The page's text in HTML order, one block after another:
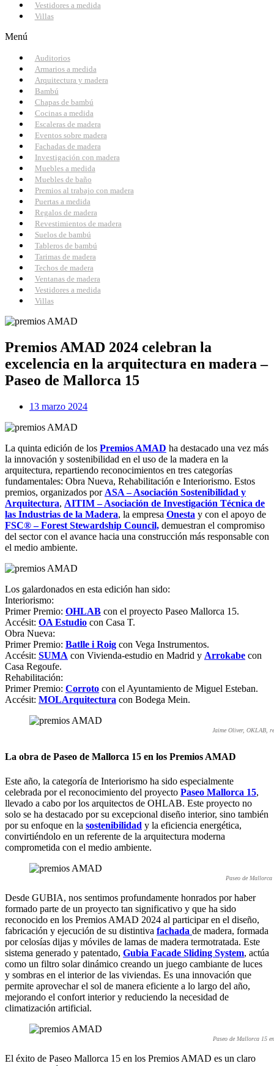
Vestidores a medida
Villas
Menú
Auditorios
Armarios a medida
Arquitectura y madera
Bambú
Chapas de bambú
Cocinas a medida
Escaleras de madera
Eventos sobre madera
Fachadas de madera
Investigación con madera
Muebles a medida
Muebles de baño
Premios al trabajo con madera
Puertas a medida
Regalos de madera
Revestimientos de madera
Suelos de bambú
Tableros de bambú
Tarimas de madera
Techos de madera
Ventanas de madera
Vestidores a medida
Villas
Premios AMAD 2024 celebran la
excelencia en la arquitectura en madera –
Paseo de Mallorca 15
13 marzo 2024
La quinta edición de los Premios AMAD ha destacado una vez más
la innovación y sostenibilidad en el uso de la madera en la
arquitectura, repartiendo reconocimientos en tres categorías
fundamentales: Obra Nueva, Rehabilitación e Interiorismo. Estos
premios, organizados por ASA – Asociación Sostenibilidad y
Arquitectura, AITIM – Asociación de Investigación Técnica de
las Industrias de la Madera, la empresa Onesta y con el apoyo de
FSC® – Forest Stewardship Council, demuestran el compromiso
del sector con el avance hacia una construcción más responsable con
el medio ambiente.
Los galardonados en esta edición han sido:
Interiorismo:
Primer Premio: OHLAB con el proyecto Paseo Mallorca 15.
Accésit: OA Estudio con Casa T.
Obra Nueva:
Primer Premio: Batlle i Roig con Vega Instrumentos.
Accésit: SUMA con Vivienda-estudio en Madrid y Arrokabe con
Casa Regoufe.
Rehabilitación:
Primer Premio: Corroto con el Ayuntamiento de Miguel Esteban.
Accésit: MOLArquitectura con Bodega Mein.
Jaime Oliver, OKLAB,
La obra de Paseo de Mallorca 15 en los Premios AMAD
Este año, la categoría de Interiorismo ha sido especialmente
celebrada por el reconocimiento del proyecto Paseo Mallorca 15,
llevado a cabo por los arquitectos de OHLAB. Este proyecto no
solo se ha destacado por su excepcional diseño interior, sino también
por su enfoque en la sostenibilidad y la eficiencia energética,
convirtiéndolo en un referente de la arquitectura moderna
comprometida con el medio ambiente.
Paseo de
Desde GUBIA, nos sentimos profundamente honrados por haber
formado parte de un proyecto tan significativo y que ha sido
reconocido en los Premios AMAD 2024 al participar en el diseño,
fabricación y ejecución de su distintiva fachada de madera, formada
por celosías dijas y móviles de lamas de madera termotratada. Este
sistema generado y patentado, Gubia Facade Sliding System, actúa
como un filtro solar dinámico creando un juego cambiante de luces
y sombras en el interior de las viviendas. Es una innovación que
permite aprovechar el sol de manera eficiente a lo largo del año,
mejorando el confort interior y reduciendo la necesidad de
climatización artificial.
Paseo de Mallorca 15
El éxito de Paseo Mallorca 15 en los Premios AMAD es un claro